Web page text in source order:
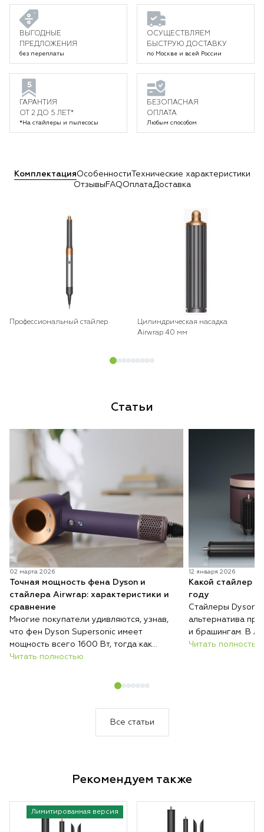
ВЫГОДНЫЕ
ПРЕДЛОЖЕНИЯ
без переплаты
ОСУЩЕСТВЛЯЕМ
БЫСТРУЮ ДОСТАВКУ
по Москве и всей России
ГАРАНТИЯ
ОТ 2 ДО 5 ЛЕТ*
*На стайлеры и пылесосы
БЕЗОПАСНАЯ
ОПЛАТА
Любым способом
КомплектацияОсобенностиТехнические характеристики
Отзывы FAQОплатаДоставка
Профессиональный стайлер
Цилиндрическая насадка
Airwrap 40 мм
Статьи
02 марта 2026
Точная мощность фена Dyson и
стайлера Airwrap: характеристики и
сравнение
Многие покупатели удивляются, узнав,
что фен Dyson Supersonic имеет
мощность всего 1600 Вт, тогда как
обычные фены нередко работают на
сопоставимых условиях Dyson сушит
и весит меньше большинства
Читать полностью
12 января 2026
Какой стайлер
году
Стайлеры Dyson
альтернатива
и брашингам. В
серий с разными
Читать полностью
Все статьи
Рекомендуем также
Лимитированная версия